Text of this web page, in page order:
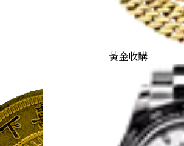
黃金收購